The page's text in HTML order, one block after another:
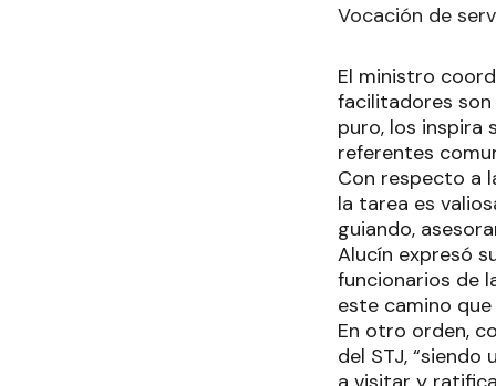
Vocación de
El ministro
facilitadores
puro, los inspira
referentes
Con respecto a
la tarea es
guiando,
Alucín expresó
funcionarios de
este camino
En otro orden,
del STJ,